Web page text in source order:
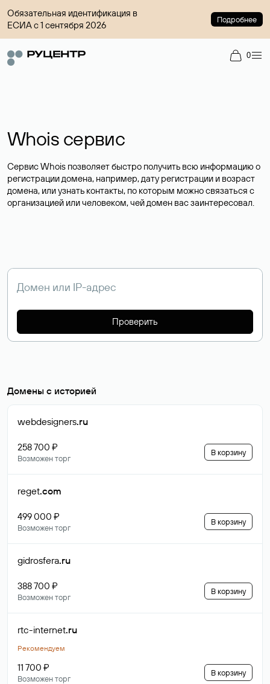
Обязательная идентификация в
ЕСИА с 1 сентября 2026
Подробнее
0
Whois сервис
Сервис Whois позволяет быстро получить всю информацию о
регистрации домена, например, дату регистрации и возраст
домена, или узнать контакты, по которым можно связаться с
организацией или человеком, чей домен вас заинтересовал.
Проверить
Домены с историей
webdesigners.ru
258 700 ₽
Возможен торг
В корзину
reget.com
499 000 ₽
Возможен торг
В корзину
gidrosfera.ru
388 700 ₽
Возможен торг
В корзину
rtc-internet.ru
Рекомендуем
11 700 ₽
Возможен торг
В корзину